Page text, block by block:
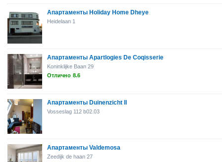
Апартаменты Holiday Home Dheye
Heidelaan 1
Апартаменты Apartlogies De Coqisserie
Koninklijke Baan 29
Отлично 8.6
Апартаменты Duinenzicht II
Vosseslag 112 b02.03
Апартаменты Valdemosa
Zeedijk de haan 27